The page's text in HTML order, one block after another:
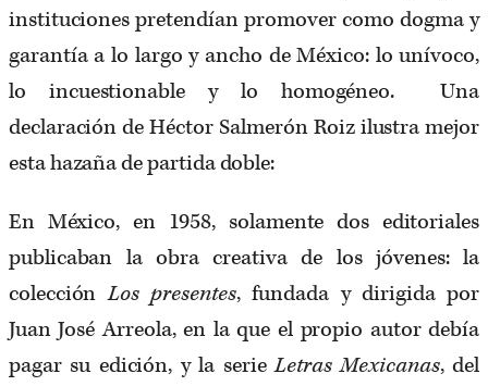
instituciones pretendían promover como dogma y
garantía a lo largo y ancho de México: lo unívoco,
lo incuestionable y lo homogéneo. Una
declaración de Héctor Salmerón Roiz ilustra mejor
esta hazaña de partida doble:
En México, en 1958, solamente dos editoriales
publicaban la obra creativa de los jóvenes: la
colecciónLos presentes, fundada y dirigida por
Juan José Arreola, en la que el propio autor debía
pagar su edición, y la serieLetras Mexicanas, del